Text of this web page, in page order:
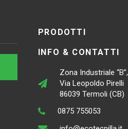
PRODOTTI
INFO & CONTATTI
Zona Industriale “B”,
Via Leopoldo Pirelli
86039 Termoli (CB)
0875 755053